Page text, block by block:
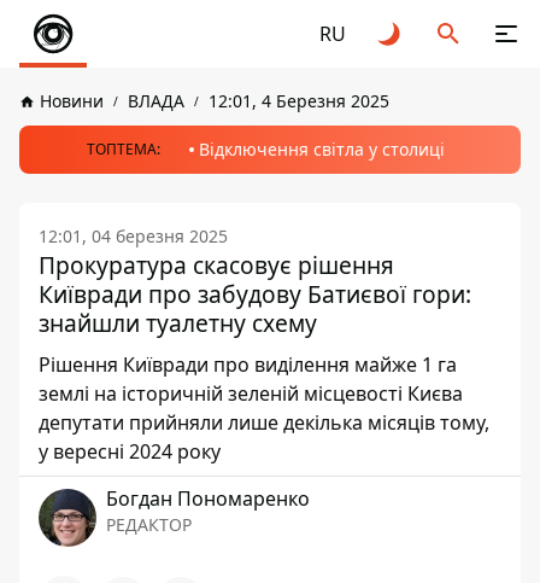
RU
Новини ВЛАДА 12:01, 4 Березня 2025
ТОПТЕМА: Відключення світла у столиці
12:01, 04 березня 2025
Прокуратура скасовує рішення
Київради про забудову Батиєвої гори:
знайшли туалетну схему
Рішення Київради про виділення майже 1 га
землі на історичній зеленій місцевості Києва
депутати прийняли лише декілька місяців тому,
у вересні 2024 року
Богдан Пономаренко
РЕДАКТОР